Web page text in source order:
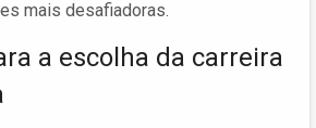
mais desafiadoras.
a escolha da carreira